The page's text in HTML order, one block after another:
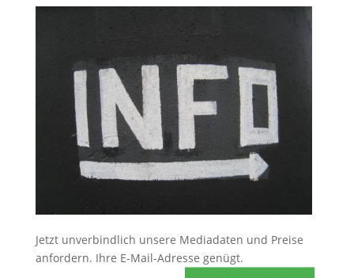
Jetzt unverbindlich unsere Mediadaten und Preise
anfordern. Ihre E-Mail-Adresse genügt.